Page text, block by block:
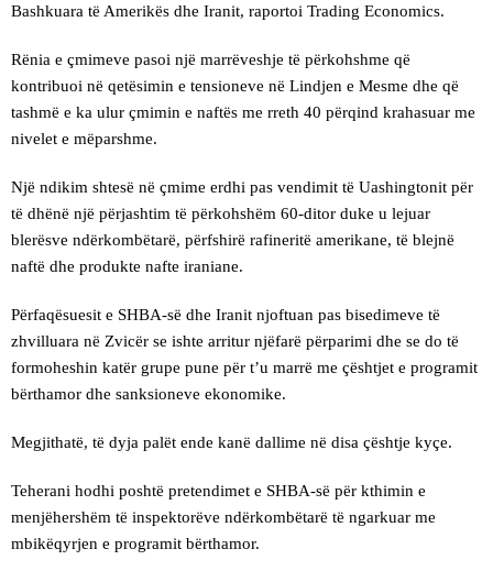
Bashkuara të Amerikës dhe Iranit, raportoi Trading Economics.
Rënia e çmimeve pasoi një marrëveshje të përkohshme që
kontribuoi në qetësimin e tensioneve në Lindjen e Mesme dhe që
tashmë e ka ulur çmimin e naftës me rreth 40 përqind krahasuar me
nivelet e mëparshme.
Një ndikim shtesë në çmime erdhi pas vendimit të Uashingtonit për
të dhënë një përjashtim të përkohshëm 60-ditor duke u lejuar
blerësve ndërkombëtarë, përfshirë rafineritë amerikane, të blejnë
naftë dhe produkte nafte iraniane.
Përfaqësuesit e SHBA-së dhe Iranit njoftuan pas bisedimeve të
zhvilluara në Zvicër se ishte arritur njëfarë përparimi dhe se do të
formoheshin katër grupe pune për t’u marrë me çështjet e programit
bërthamor dhe sanksioneve ekonomike.
Megjithatë, të dyja palët ende kanë dallime në disa çështje kyçe.
Teherani hodhi poshtë pretendimet e SHBA-së për kthimin e
menjëhershëm të inspektorëve ndërkombëtarë të ngarkuar me
mbikëqyrjen e programit bërthamor.